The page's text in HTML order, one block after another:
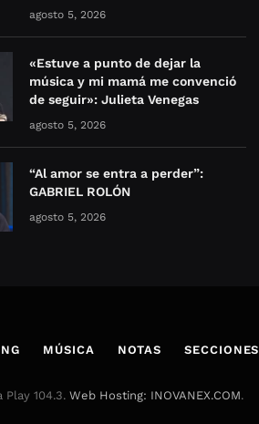
agosto 5, 2026
«Estuve a punto de dejar la
música y mi mamá me convenció
de seguir»: Julieta Venegas
agosto 5, 2026
“Al amor se entra a perder”:
GABRIEL ROLÓN
agosto 5, 2026
MÚSICA NOTAS SECCIONES
104.3. Web Hosting: INOVANEX.COM.